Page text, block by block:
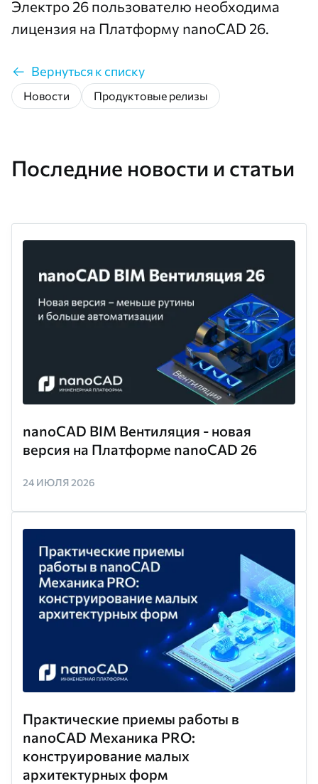
Вернуться к списку
Новости Продуктовые релизы
Электро 26 пользователю необходима
лицензия на Платформу nanoCAD 26.
Последние новости и статьи
nanoCAD BIM Вентиляция - новая
версия на Платформе nanoCAD 26
24 ИЮЛЯ 2026
Практические приемы работы в
nanoCAD Механика PRO:
конструирование малых
архитектурных форм